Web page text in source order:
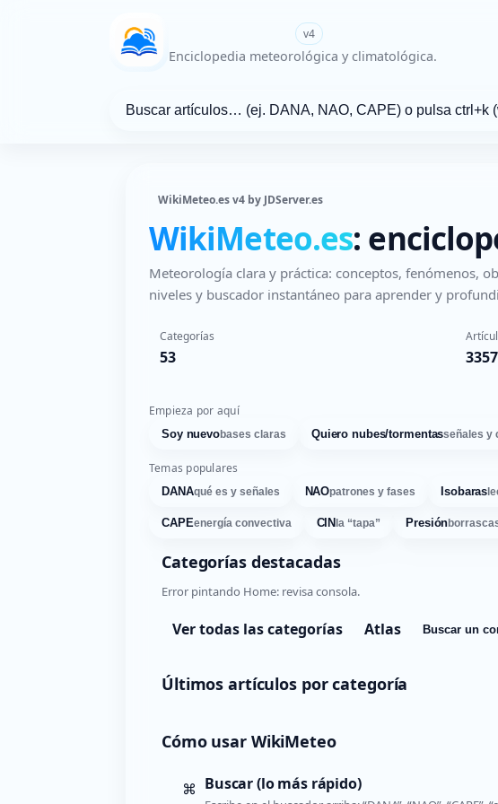
WikiMeteo.es v4
Enciclopedia meteorológica y climatológica.
WikiMeteo.es v4 by JDServer.es
WikiMeteo.es:
Meteorología clara y práctica: conceptos, fenómenos,
niveles y buscador instantáneo para aprender y
Categorías
53 3357
Empieza por aquí
Soy nuevobases claras Quiero nubes/tormentasseñales y
Temas populares
DANAqué es y señales NAOpatrones y fases Isobaras
CAPEenergía convectiva CIN la “tapa” Presión
Categorías destacadas
Error pintando Home: revisa consola.
Ver todas las categorías Atlas Buscar un
Últimos artículos por categoría
Cómo usar WikiMeteo
⌘ Buscar (lo más rápido)